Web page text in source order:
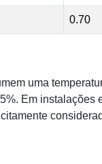
0.70
uma
Em